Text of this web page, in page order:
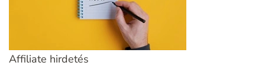
Affiliate hirdetés